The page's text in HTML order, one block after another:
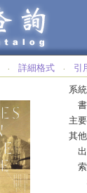
‧ 詳細格式 ‧ 引
系
書
主
其
出
索